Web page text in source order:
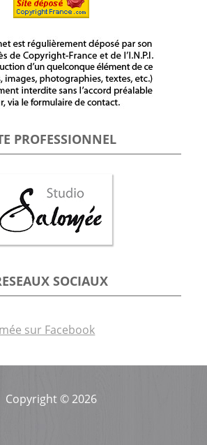
PROFESSIONNEL
SOCIAUX
sur Facebook
Copyright © 2026